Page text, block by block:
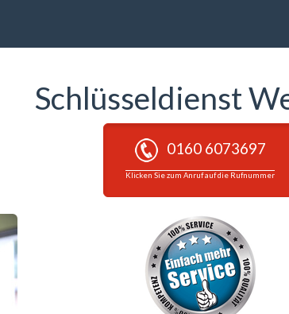
Schlüsseldienst
0160 6073697
Klicken Sie zum Anruf auf die Rufnummer